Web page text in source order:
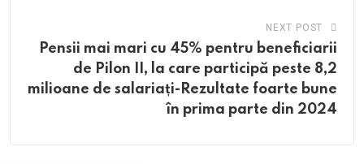
NEXT POST
Pensii mai mari cu 45% pentru beneficiarii
de Pilon II, la care participă peste 8,2
milioane de salariați-Rezultate foarte bune
în prima parte din 2024